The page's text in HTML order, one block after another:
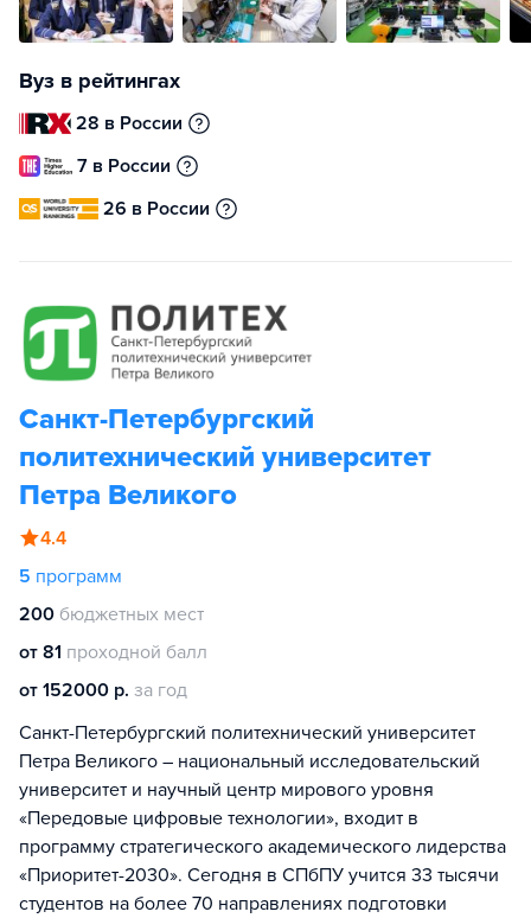
Вуз в рейтингах
28 в России
7 в России
26 в России
Санкт-Петербургский
политехнический университет
Петра Великого
4.4
5 программ
200 бюджетных мест
от 81 проходной балл
от 152000 р. за год
Санкт-Петербургский политехнический университет
Петра Великого – национальный исследовательский
университет и научный центр мирового уровня
«Передовые цифровые технологии», входит в
программу стратегического академического лидерства
«Приоритет-2030». Сегодня в СПбПУ учится 33 тысячи
студентов на более 70 направлениях подготовки